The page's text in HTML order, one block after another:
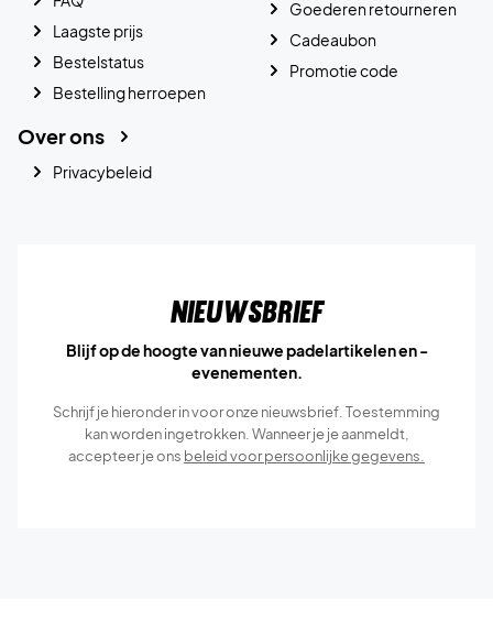
Laagste prijs
Bestelstatus
Bestelling herroepen
Goederen retourneren
Cadeaubon
Promotie code
Over ons
Privacybeleid
Nieuwsbrief
Blijf op de hoogte van nieuwe padelartikelen en -
evenementen.
Schrijf je hieronder in voor onze nieuwsbrief. Toestemming
kan worden ingetrokken. Wanneer je je aanmeldt,
accepteer je ons beleid voor persoonlijke gegevens.